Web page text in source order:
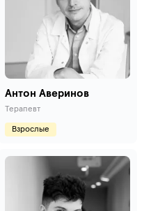
Антон Аверинов
Терапевт
Взрослые